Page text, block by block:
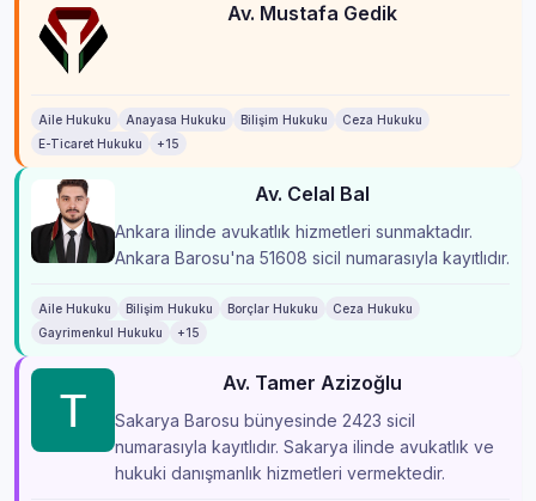
Av. Mustafa Gedik
Aile Hukuku Anayasa Hukuku Bilişim Hukuku
Ceza Hukuku
E-Ticaret Hukuku
+15
Av. Celal Bal
Ankara ilinde avukatlık hizmetleri sunmaktadır.
Ankara Barosu'na 51608 sicil numarasıyla kayıtlıdır.
Aile Hukuku Bilişim Hukuku Borçlar Hukuku
Ceza Hukuku
Gayrimenkul Hukuku
+15
Av. Tamer Azizoğlu
Sakarya Barosu bünyesinde 2423 sicil
numarasıyla kayıtlıdır. Sakarya ilinde avukatlık ve
hukuki danışmanlık hizmetleri vermektedir.